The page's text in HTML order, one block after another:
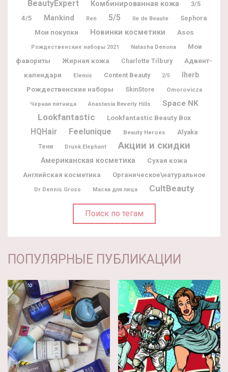
BeautyExpert Комбинированная кожа
3/5
4/5
Mankind Ren 5/5 Ile de Beaute Sephora
Мои покупки Новинки косметики Asos
Рождественские наборы 2021 Natasha Denona
Мои
фавориты
Жирная кожа Charlotte Tilbury
Адвент-
календари
Elemis Content Beauty 2/5
Iherb
Рождественские наборы
SkinStore Omorovicza
Черная пятница Anastasia Beverly Hills Space NK
Lookfantastic Lookfantastic Beauty Box
HQHair Feelunique Beauty Heroes Alyaka
Тени Drunk Elephant Акции и скидки
Американская косметика
Сухая кожа
Английская косметика
Органическое\натуральное
Dr Dennis Gross Маска для лица CultBeauty
Поиск по тегам
ПОПУЛЯРНЫЕ ПУБЛИКАЦИИ